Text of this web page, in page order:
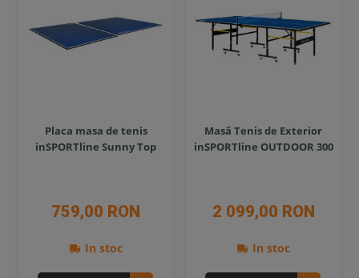
Placa masa de tenis
inSPORTline Sunny Top
759,00 RON
In stoc
Masă Tenis de Exterior
inSPORTline OUTDOOR 300
2 099,00 RON
In stoc